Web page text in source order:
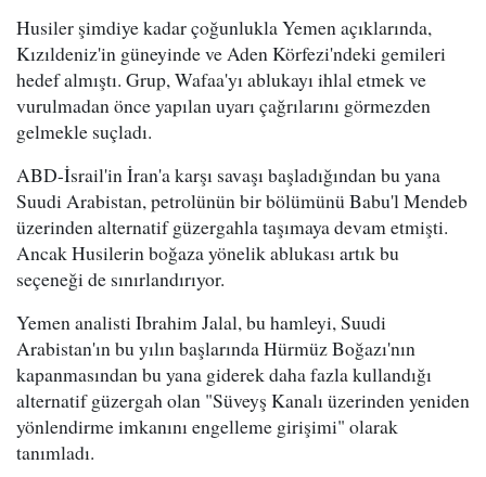
Husiler şimdiye kadar çoğunlukla Yemen açıklarında,
Kızıldeniz'in güneyinde ve Aden Körfezi'ndeki gemileri
hedef almıştı. Grup, Wafaa'yı ablukayı ihlal etmek ve
vurulmadan önce yapılan uyarı çağrılarını görmezden
gelmekle suçladı.
ABD-İsrail'in İran'a karşı savaşı başladığından bu yana
Suudi Arabistan, petrolünün bir bölümünü Babu'l Mendeb
üzerinden alternatif güzergahla taşımaya devam etmişti.
Ancak Husilerin boğaza yönelik ablukası artık bu
seçeneği de sınırlandırıyor.
Yemen analisti Ibrahim Jalal, bu hamleyi, Suudi
Arabistan'ın bu yılın başlarında Hürmüz Boğazı'nın
kapanmasından bu yana giderek daha fazla kullandığı
alternatif güzergah olan "Süveyş Kanalı üzerinden yeniden
yönlendirme imkanını engelleme girişimi" olarak
tanımladı.